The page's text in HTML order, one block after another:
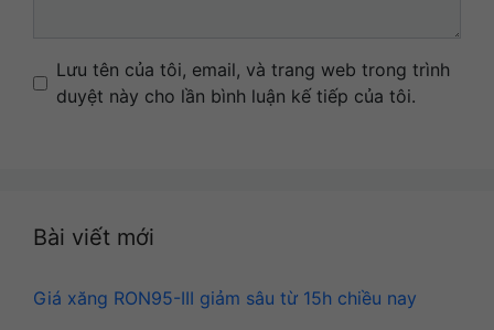
Name
Email
Website
Lưu tên của tôi, email, và trang web trong trình
duyệt này cho lần bình luận kế tiếp của tôi.
Bài viết mới
Giá xăng RON95-III giảm sâu từ 15h chiều nay